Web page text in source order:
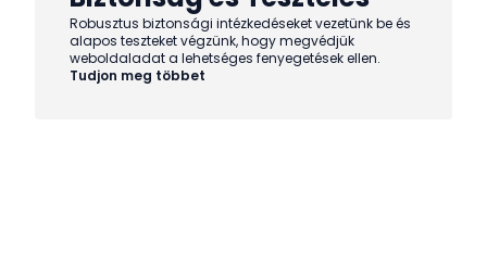
Robusztus biztonsági intézkedéseket vezetünk be és
alapos teszteket végzünk, hogy megvédjük
weboldaladat a lehetséges fenyegetések ellen.
Tudjon meg többet